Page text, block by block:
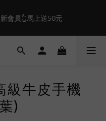
｜滿1000即享免運
0
會員👆馬上送50元
｜滿1000即享免運
級牛皮手機
)